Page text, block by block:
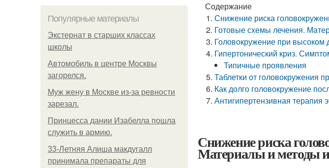
Популярные материалы
Экстернат в старших классах
школы
Автомобиль в центре Москвы
загорелся.
Mуж жену в Москве из-за ревности
зарезал.
Принцесса дании Изабелла пошла
служить в армию.
33-Летняя Алиша макдугалл
принимала препараты для
Содержание
Снижение риска
Готовые схемы лечения.
Головокружение при высоком
Гипертонический криз.
Типичные проявления
Таблетки от головокружения
Как долго головокружение
Антигипертензивная
Снижение риска
Материалы и методы